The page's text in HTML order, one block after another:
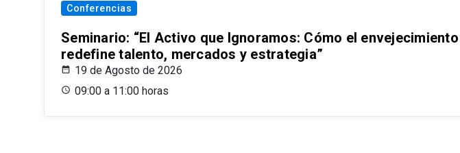
Conferencias
Seminario: “El Activo que Ignoramos: Cómo el envejecimiento
redefine talento, mercados y estrategia”
19 de Agosto de 2026
09:00 a 11:00 horas